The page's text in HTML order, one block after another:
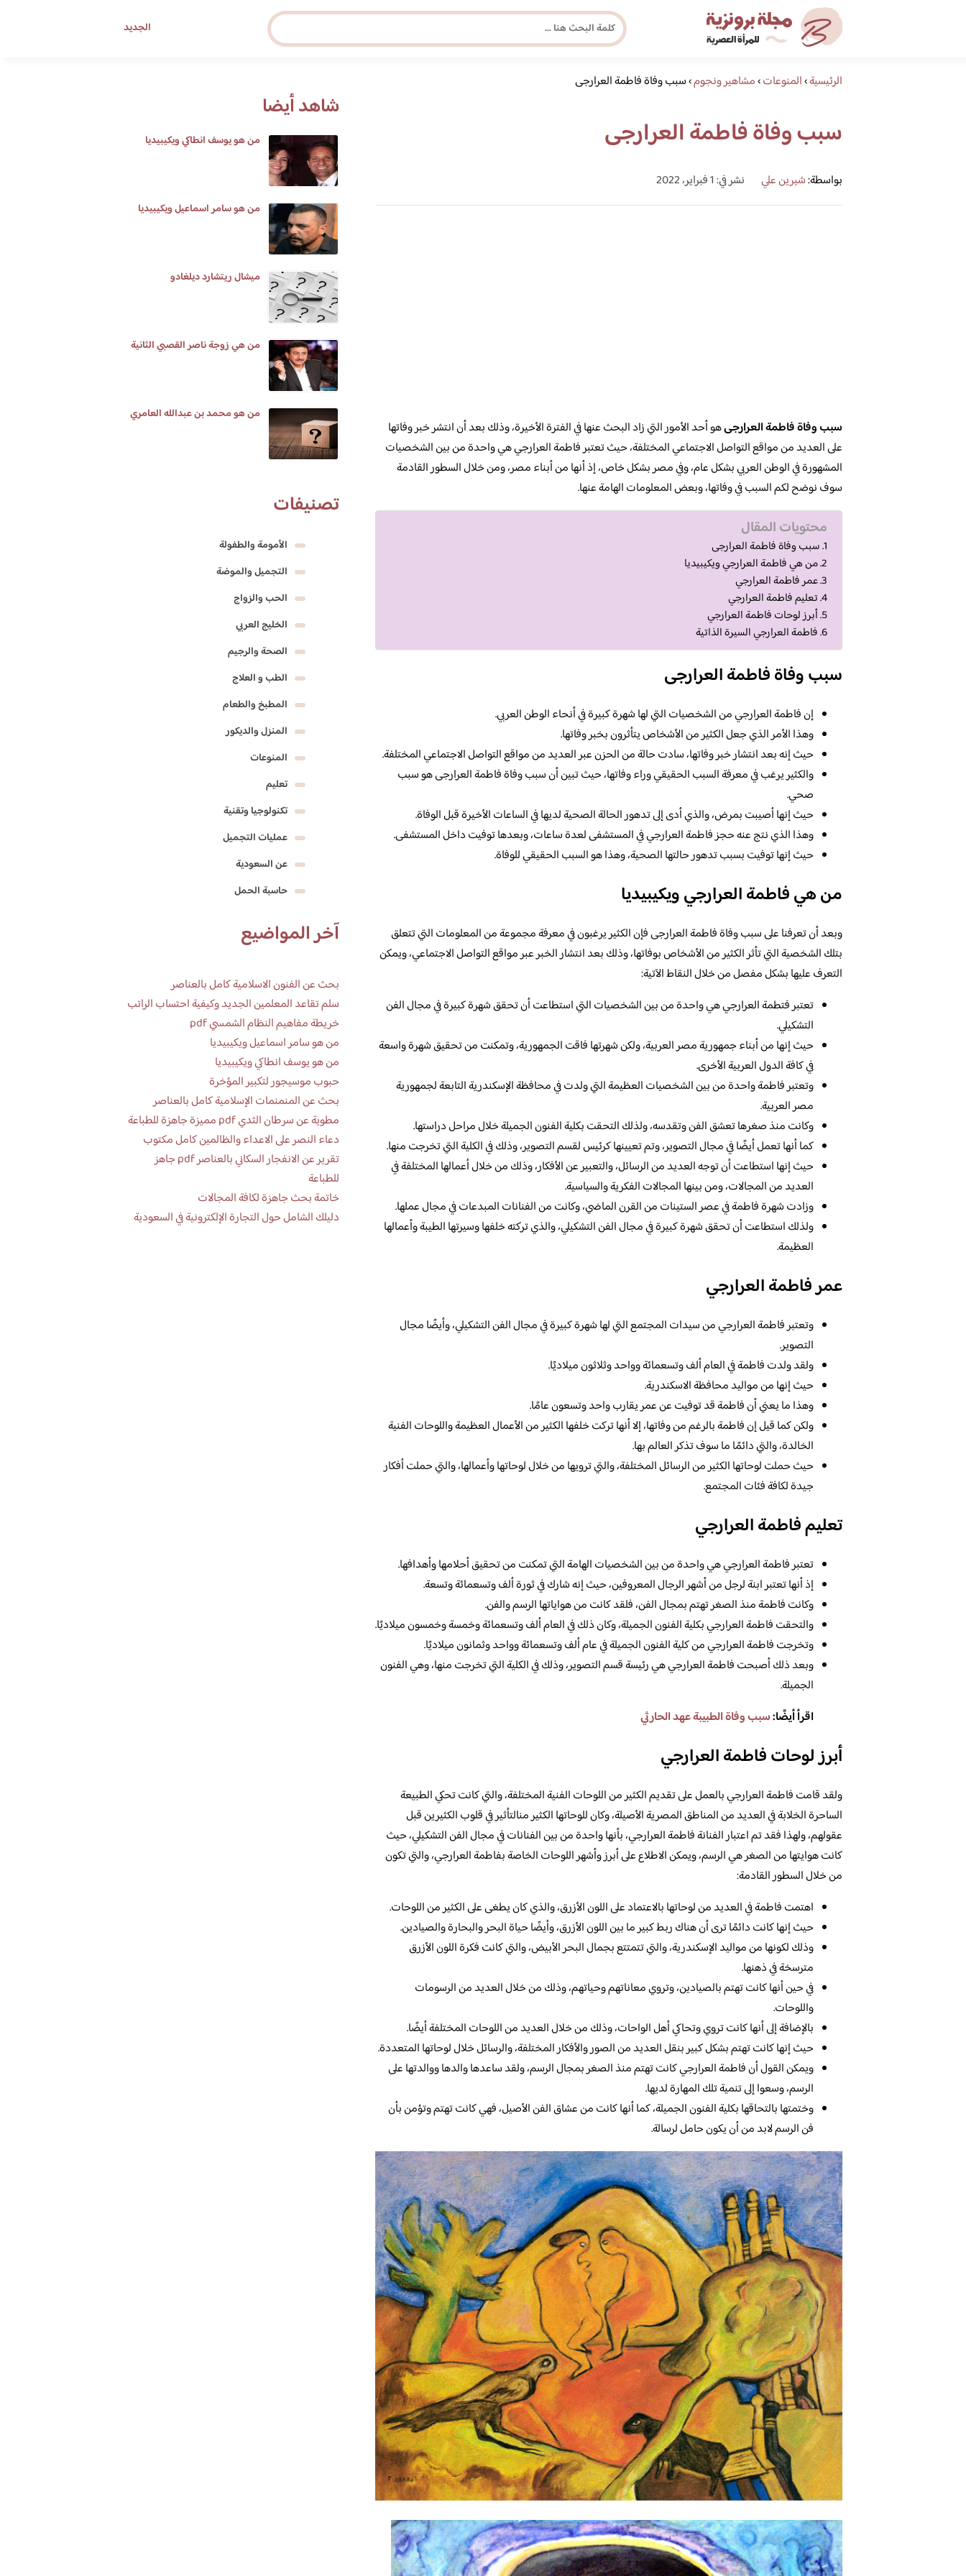
الجديد
مجلة برونزية للفتاة العصرية الرئيسية›المنوعات›مشاهير ونجوم›سبب وفاة فاطمة العرارجى
سبب وفاة فاطمة العرارجى
بواسطة:شيرين علي نشر في: 1 فبراير، 2022
سبب وفاة فاطمة العرارجىهو أحد الأمور التي زاد البحث عنها في الفترة الأخيرة، وذلك بعد أن انتشر خبر وفاتها
على العديد من مواقع التواصل الاجتماعي المختلفة، حيث تعتبر فاطمة العرارجي هي واحدة من بين الشخصيات
المشهورة في الوطن العربي بشكل عام، وفي مصر بشكل خاص، إذ أنها من أبناء مصر، ومن خلال السطور القادمة
سوف نوضح لكم السبب في وفاتها، وبعض المعلومات الهامة عنها.
محتويات المقال
سبب وفاة فاطمة العرارجى
من هي فاطمة العرارجي ويكيبيديا
عمر فاطمة العرارجي
تعليم فاطمة العرارجي
أبرز لوحات فاطمة العرارجي
فاطمة العرارجي السيرة الذاتية
سبب وفاة فاطمة العرارجى
إن فاطمة العرارجي من الشخصيات التي لها شهرة كبيرة في أنحاء الوطن العربي.
وهذا الأمر الذي جعل الكثير من الأشخاص يتأثرون بخبر وفاتها.
حيث إنه بعد انتشار خبر وفاتها، سادت حالة من الحزن عبر العديد من مواقع التواصل الاجتماعي المختلفة.
والكثير يرغب في معرفة السبب الحقيقي وراء وفاتها، حيث تبين أن سبب وفاة فاطمة العرارجى هو سبب
صحي.
حيث إنها أصيبت بمرض، والذي أدى إلى تدهور الحالة الصحية لديها في الساعات الأخيرة قبل الوفاة.
وهذا الذي نتج عنه حجز فاطمة العرارجي في المستشفى لعدة ساعات، وبعدها توفيت داخل المستشفى.
حيث إنها توفيت بسبب تدهور حالتها الصحية، وهذا هو السبب الحقيقي للوفاة.
من هي فاطمة العرارجي ويكيبيديا
وبعد أن تعرفنا على سبب وفاة فاطمة العرارجى فإن الكثير يرغبون في معرفة مجموعة من المعلومات التي تتعلق
بتلك الشخصية التي تأثر الكثير من الأشخاص بوفاتها، وذلك بعد انتشار الخبر عبر مواقع التواصل الاجتماعي، ويمكن
التعرف عليها بشكل مفصل من خلال النقاط الآتية:
تعتبر فتطمة العرارجي هي واحدة من بين الشخصيات التي استطاعت أن تحقق شهرة كبيرة في مجال الفن
التشكيلي.
حيث إنها من أبناء جمهورية مصر العربية، ولكن شهرتها فاقت الجمهورية، وتمكنت من تحقيق شهرة واسعة
في كافة الدول العربية الأخرى.
وتعتبر فاطمة واحدة من بين الشخصيات العظيمة التي ولدت في محافظة الإسكندرية التابعة لجمهورية
مصر العربية.
وكانت منذ صغرها تعشق الفن وتقدسه، ولذلك التحقت بكلية الفنون الجميلة خلال مراحل دراستها.
كما أنها تعمل أيضًا في مجال التصوير، وتم تعيينها كرئيس لقسم التصوير، وذلك في الكلية التي تخرجت منها.
حيث إنها استطاعت أن توجه العديد من الرسائل، والتعبير عن الأفكار، وذلك من خلال أعمالها المختلفة في
العديد من المجالات، ومن بينها المجالات الفكرية والسياسية.
وزادت شهرة فاطمة في عصر الستينات من القرن الماضي، وكانت من الفنانات المبدعات في مجال عملها.
ولذلك استطاعت أن تحقق شهرة كبيرة في مجال الفن التشكيلي، والذي تركته خلفها وسيرتها الطيبة وأعمالها
العظيمة.
عمر فاطمة العرارجي
وتعتبر فاطمة العرارجي من سيدات المجتمع التي لها شهرة كبيرة في مجال الفن التشكيلي، وأيضًا مجال
التصوير.
ولقد ولدت فاطمة في العام ألف وتسعمائة وواحد وثلاثون ميلاديًا.
حيث إنها من مواليد محافظة الاسكندرية.
وهذا ما يعني أن فاطمة قد توفيت عن عمر يقارب واحد وتسعون عامًا.
ولكن كما قيل إن فاطمة بالرغم من وفاتها، إلا أنها تركت خلفها الكثير من الأعمال العظيمة واللوحات الفنية
الخالدة، والتي دائمًا ما سوف تذكر العالم بها.
حيث حملت لوحاتها الكثير من الرسائل المختلفة، والتي ترويها من خلال لوحاتها وأعمالها، والتي حملت أفكار
جيدة لكافة فئات المجتمع.
تعليم فاطمة العرارجي
تعتبر فاطمة العرارجي هي واحدة من بين الشخصيات الهامة التي تمكنت من تحقيق أحلامها وأهدافها.
إذ أنها تعتبر ابنة لرجل من أشهر الرجال المعروفين، حيث إنه شارك في ثورة ألف وتسعمائة وتسعة.
وكانت فاطمة منذ الصغر تهتم بمجال الفن، فلقد كانت من هواياتها الرسم والفن.
والتحقت فاطمة العرارجي بكلية الفنون الجميلة، وكان ذلك في العام ألف وتسعمائة وخمسة وخمسون ميلاديًا.
وتخرجت فاطمة العرارجي من كلية الفنون الجميلة في عام ألف وتسعمائة وواحد وثمانون ميلاديًا.
وبعد ذلك أصبحت فاطمة العرارجي هي رئيسة قسم التصوير، وذلك في الكلية التي تخرجت منها، وهي الفنون
الجميلة.
اقرأ أيضًا:سبب وفاة الطبيبة عهد الحارثي
أبرز لوحات فاطمة العرارجي
ولقد قامت فاطمة العرارجي بالعمل على تقديم الكثير من اللوحات الفنية المختلفة، والتي كانت تحكي الطبيعة
الساحرة الخلابة في العديد من المناطق المصرية الأصيلة، وكان للوحاتها الكثير منالتأثير في قلوب الكثيرين قبل
عقولهم، ولهذا فقد تم اعتبار الفنانة فاطمة العرارجي، بأنها واحدة من بين الفنانات في مجال الفن التشكيلي، حيث
كانت هوايتها من الصغر هي الرسم، ويمكن الاطلاع على أبرز وأشهر اللوحات الخاصة بفاطمة العرارجي، والتي تكون
من خلال السطور القادمة:
اهتمت فاطمة في العديد من لوحاتها بالاعتماد على اللون الأزرق، والذي كان يطغى على الكثير من اللوحات.
حيث إنها كانت دائمًا ترى أن هناك ربط كبير ما بين اللون الأزرق، وأيضًا حياة البحر والبحارة والصيادين.
وذلك لكونها من مواليد الإسكندرية، والتي تتمتتع بجمال البحر الأبيض، والتي كانت فكرة اللون الأزرق
مترسخة في ذهنها.
في حين أنها كانت تهتم بالصيادين، وتروي معاناتهم وحياتهم، وذلك من خلال العديد من الرسومات
واللوحات.
بالإضافة إلى أنها كانت تروي وتحاكي أهل الواحات، وذلك من خلال العديد من اللوحات المختلفة أيضًا.
حيث إنها كانت تهتم بشكل كبير بنقل العديد من الصور والأفكار المختلفة، والرسائل خلال لوحاتها المتعددة.
ويمكن القول أن فاطمة العرارجي كانت تهتم منذ الصغر بمجال الرسم، ولقد ساعدها والدها ووالدتها على
الرسم، وسعوا إلى تنمية تلك المهارة لديها.
وختمتها بالتحاقها بكلية الفنون الجميلة، كما أنها كانت من عشاق الفن الأصيل، فهي كانت تهتم وتؤمن بأن
فن الرسم لابد من أن يكون حامل لرسالة.
شاهد أيضا
من هو يوسف انطاكي ويكيبيديا
من هو سامر اسماعيل ويكيبيديا
ميشال ريتشارد ديلغادو
من هي زوجة ناصر القصبي الثانية
من هو محمد بن عبدالله العامري
تصنيفات
الأمومة والطفولة
التجميل والموضة
الحب والزواج
الخليج العربي
الصحة والرجيم
الطب و العلاج
المطبخ والطعام
المنزل والديكور
المنوعات
تعليم
تكنولوجيا وتقنية
عمليات التجميل
عن السعودية
حاسبة الحمل
آخر المواضيع
بحث عن الفنون الاسلامية كامل بالعناصر
سلم تقاعد المعلمين الجديد وكيفية احتساب الراتب
خريطة مفاهيم النظام الشمسي pdf
من هو سامر اسماعيل ويكيبيديا
من هو يوسف انطاكي ويكيبيديا
حبوب موسيجور لتكبير المؤخرة
بحث عن المنمنمات الإسلامية كامل بالعناصر
مطوية عن سرطان الثدي pdf مميزة جاهزة للطباعة
دعاء النصر على الاعداء والظالمين كامل مكتوب
تقرير عن الانفجار السكاني بالعناصر pdf جاهز
للطباعة
خاتمة بحث جاهزة لكافة المجالات
دليلك الشامل حول التجارة الإلكترونية في السعودية